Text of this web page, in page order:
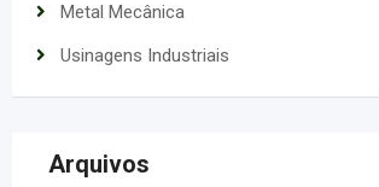
Metal Mecânica
Usinagens Industriais
Arquivos